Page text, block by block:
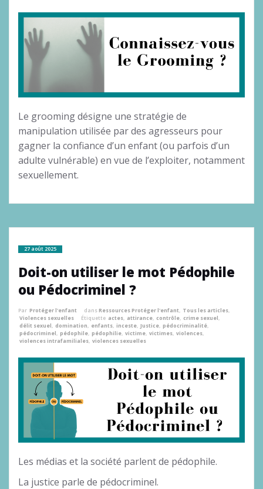
Le grooming désigne une stratégie de
manipulation utilisée par des agresseurs pour
gagner la confiance d’un enfant (ou parfois d’un
adulte vulnérable) en vue de l’exploiter, notamment
sexuellement.
27 août 2025
Doit-on utiliser le mot Pédophile
ou Pédocriminel ?
Par Protéger l'enfant dansRessources Protéger l'enfant, Tous les articles,
Violences sexuelles
Étiquette actes, attirance, contrôle, crime sexuel,
délit sexuel, domination, enfants, inceste, Justice, pédocriminalité,
pédocriminel, pédophile, pédophilie, victime, victimes, violences,
violences intrafamiliales, violences sexuelles
Les médias et la société parlent de pédophile.
La justice parle de pédocriminel.